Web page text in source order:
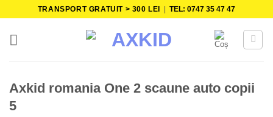
content
TRANSPORT GRATUIT > 300 LEI |TEL: 0747 35 47 47
Axkid romania One 2 scaune auto copii
5